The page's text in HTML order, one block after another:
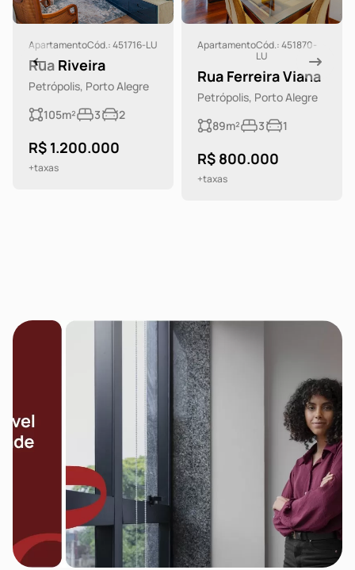
ApartamentoCód.: 451716-LU
Rua Riveira
Petrópolis, Porto Alegre
105m²
3 2
R$ 1.200.000
+taxas
ApartamentoCód.: 451870-
LU
Rua Ferreira Viana
Petrópolis, Porto Alegre
89m²
3 1
R$ 800.000
+taxas